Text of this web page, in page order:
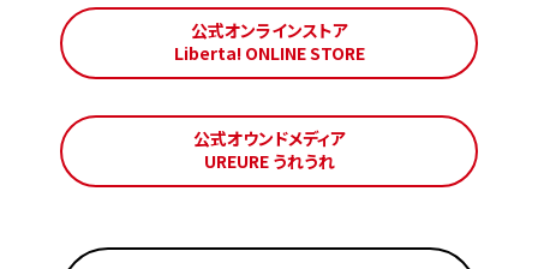
公式オンラインストア
Liberta! ONLINE STORE
公式オウンドメディア
UREURE うれうれ